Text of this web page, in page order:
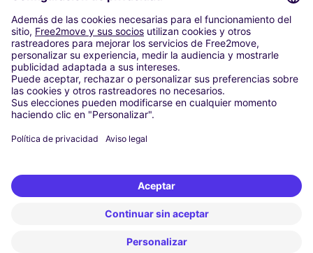
NUESTRAS CIUDADES
Paris
Madrid
Washington DC
Milán
Roma
Turín
Viena
Berlín
Düsseldorf